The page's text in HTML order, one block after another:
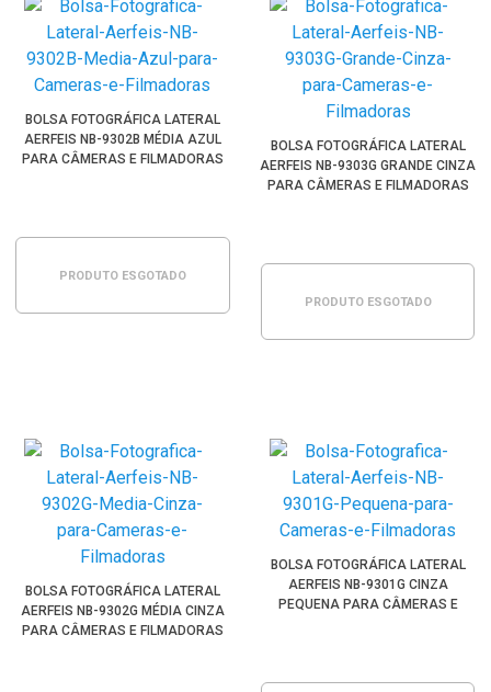
BOLSA FOTOGRÁFICA LATERAL
AERFEIS NB-9302B MÉDIA AZUL
PARA CÂMERAS E FILMADORAS
PRODUTO ESGOTADO
BOLSA FOTOGRÁFICA LATERAL
AERFEIS NB-9303G GRANDE CINZA
PARA CÂMERAS E FILMADORAS
PRODUTO ESGOTADO
BOLSA FOTOGRÁFICA LATERAL
AERFEIS NB-9302G MÉDIA CINZA
PARA CÂMERAS E FILMADORAS
BOLSA FOTOGRÁFICA LATERAL
AERFEIS NB-9301G CINZA
PEQUENA PARA CÂMERAS E